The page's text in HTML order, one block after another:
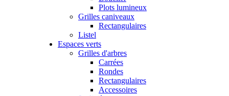
Plots lumineux
Grilles caniveaux
Rectangulaires
Listel
Espaces verts
Grilles d'arbres
Carrées
Rondes
Rectangulaires
Accessoires